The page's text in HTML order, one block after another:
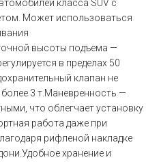
класса SUV с
Может использоваться
высоты подъема —
в пределах 50
клапан не
3 т.Маневренность —
что облегчает установку
работа даже при
рифленой накладке
хранение и